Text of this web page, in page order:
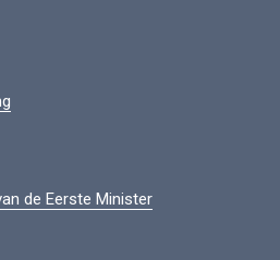
de Eerste Minister